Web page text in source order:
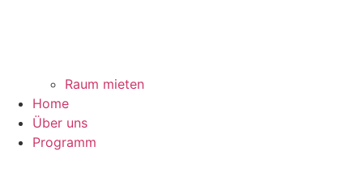
Raum mieten
Home
Über uns
Programm